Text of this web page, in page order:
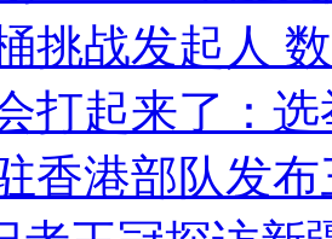
挑战发起人
打起来了：
香港部队发